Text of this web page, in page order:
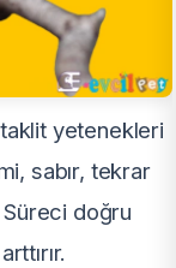
yetenekleri
sabır, tekrar
doğru